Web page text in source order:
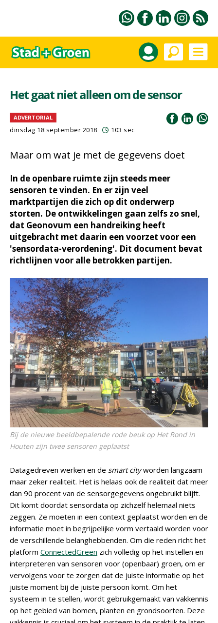
Het gaat niet alleen om de sensor
ADVERTORIAL
dinsdag 18 september 2018 103 sec
Maar om wat je met de gegevens doet
In de openbare ruimte zijn steeds meer
sensoren te vinden. En er zijn veel
marktpartijen die zich op dit onderwerp
storten. De ontwikkelingen gaan zelfs zo snel,
dat Geonovum een handreiking heeft
uitgebracht met daarin een voorzet voor een
'sensordata-verordening'. Dit document bevat
richtlijnen voor alle betrokken partijen.
Bij de nieuwe beeldbepalende rode beuk op Het Rond in
Houten zijn twee sensoren geplaatst
Datagedreven werken en de smart cityworden langzaam
maar zeker realiteit. Het is helaas ook de realiteit dat meer
dan 90 procent van de sensorgegevens ongebruikt blijft.
Dit komt doordat sensordata op zichzelf helemaal niets
zeggen. Ze moeten in een context geplaatst worden en de
informatie moet in begrijpelijke vorm vertaald worden voor
de verschillende belanghebbenden. Om die reden richt het
platform ConnectedGreen zich volledig op het instellen en
interpreteren van sensoren voor (openbaar) groen, om er
vervolgens voor te zorgen dat de juiste informatie op het
juiste moment bij de juiste persoon komt. Om het
systeem in te stellen, wordt gebruikgemaakt van vakkennis
op het gebied van bomen, planten en grondsoorten. Deze